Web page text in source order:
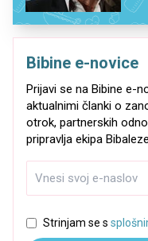
Bibine e-novice
Prijavi se na Bibine e-
aktualnimi članki o
otrok, partnerskih
pripravlja ekipa
Strinjam se s